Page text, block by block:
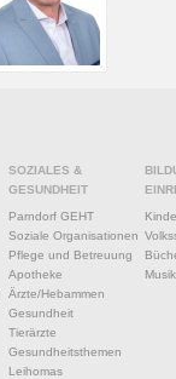
SOZIALES &
GESUNDHEIT
Parndorf GEHT
Soziale Organisationen
Pflege und Betreuung
Apotheke
Ärzte/Hebammen
Gesundheit
Tierärzte
Gesundheitsthemen
Leihomas